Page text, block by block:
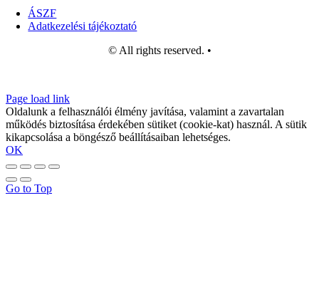
Fizetés és szállítás
Mérettáblázatok
Page load link
Oldalunk a felhasználói élmény javítása, valamint a zavartalan
kikapcsolása a böngésző beállításaiban lehetséges.
OK